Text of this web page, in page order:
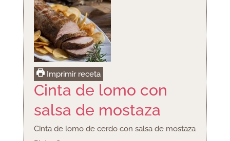
Imprimir receta
Cinta de lomo con
salsa de mostaza
Cinta de lomo de cerdo con salsa de mostaza